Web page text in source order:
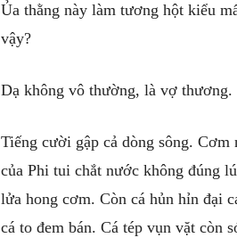
Ủa thằng này làm tương hột kiểu
vậy?
Dạ không vô thường, là vợ thương.
Tiếng cười gập cả dòng sông.
của Phi tui chắt nước không đúng
lửa hong cơm. Còn cá hủn hỉn đại
cá to đem bán. Cá tép vụn vặt còn